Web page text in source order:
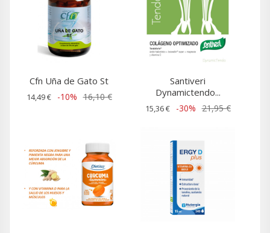
Cfn Uña de Gato St
14,49 € -10% 16,10 €
Santiveri
Dynamictendo...
15,36 € -30% 21,95 €